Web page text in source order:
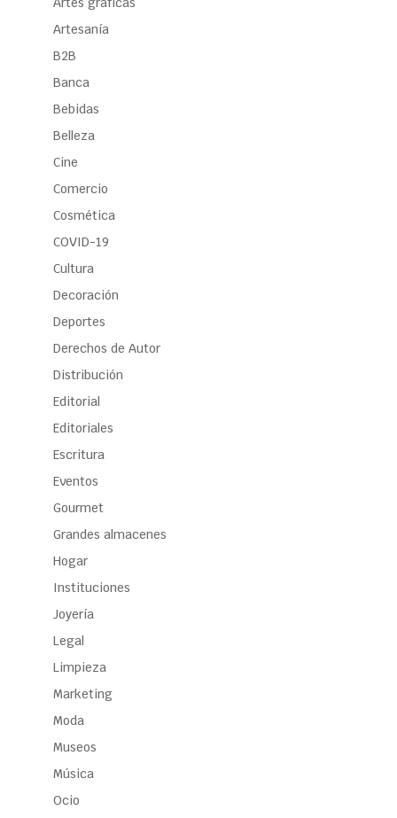
Artesanía
B2B
Banca
Bebidas
Belleza
Cine
Comercio
Cosmética
COVID-19
Cultura
Decoración
Deportes
Derechos de Autor
Distribución
Editorial
Editoriales
Escritura
Eventos
Gourmet
Grandes almacenes
Hogar
Instituciones
Joyería
Legal
Limpieza
Marketing
Moda
Museos
Música
Ocio